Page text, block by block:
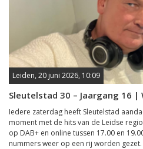
Leiden, 20 juni 2026, 10:09
Sleutelstad 30 – Jaargang 16 |
Iedere zaterdag heeft Sleutelstad
moment met de hits van de Leidse
op DAB+ en online tussen 17.00 en
nummers weer op een rij worden